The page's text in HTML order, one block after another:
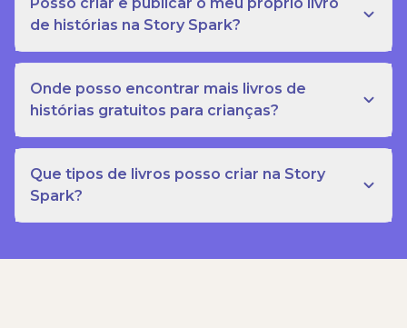
de histórias na Story Spark?
Onde posso encontrar mais livros de
histórias gratuitos para crianças?
Que tipos de livros posso criar na Story
Spark?